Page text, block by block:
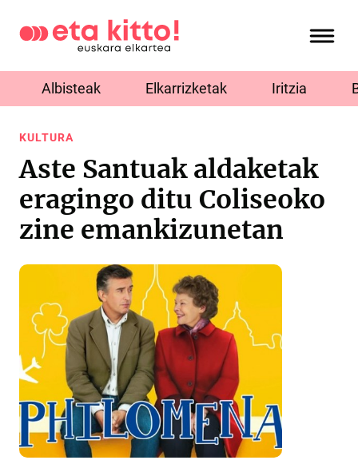
Albisteak Elkarrizketak Iritzia
KULTURA
Aste Santuak aldaketak
eragingo ditu Coliseoko
zine emankizunetan